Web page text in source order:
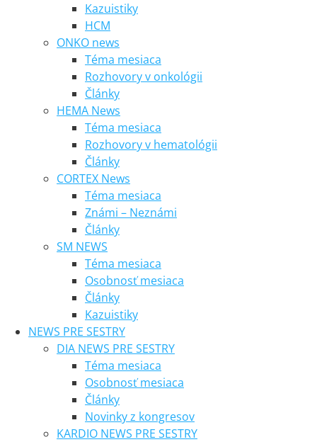
Kazuistiky
HCM
ONKO news
Téma mesiaca
Rozhovory v onkológii
Články
HEMA News
Téma mesiaca
Rozhovory v hematológii
Články
CORTEX News
Téma mesiaca
Známi – Neznámi
Články
SM NEWS
Téma mesiaca
Osobnosť mesiaca
Články
Kazuistiky
NEWS PRE SESTRY
DIA NEWS PRE SESTRY
Téma mesiaca
Osobnosť mesiaca
Články
Novinky z kongresov
KARDIO NEWS PRE SESTRY